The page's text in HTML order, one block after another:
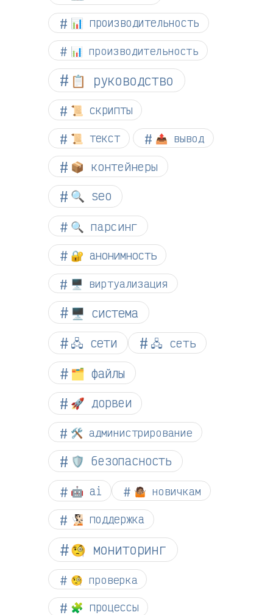
📊 производительность
📊 производительность
📋 руководство
📜 скрипты
📜 текст 📤 вывод
📦 контейнеры
🔍 seo
🔍 парсинг
🔐 анонимность
🖥️ виртуализация
🖥️ система
🖧 сети
🖧 сеть
🗂️ файлы
🚀 дорвеи
🛠️ администрирование
🛡️ безопасность
🤖 ai 🤷🏽 новичкам
🧏🏻 поддержка
🧐 мониторинг
🧐 проверка
🧩 процессы